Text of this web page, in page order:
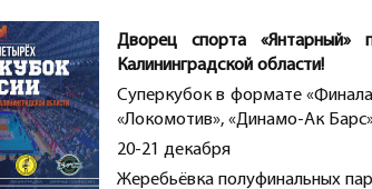
Дворец спорта «Янтарный»
Калининградской области!
Суперкубок в формате
«Локомотив», «Динамо-Ак
20-21 декабря
Жеребьёвка полуфинальных